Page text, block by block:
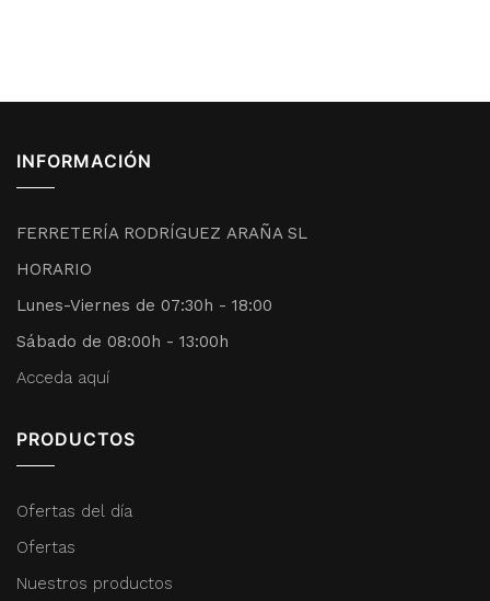
INFORMACIÓN
FERRETERÍA RODRÍGUEZ ARAÑA SL
HORARIO
Lunes-Viernes de 07:30h - 18:00
Sábado de 08:00h - 13:00h
Acceda aquí
PRODUCTOS
Ofertas del día
Ofertas
Nuestros productos